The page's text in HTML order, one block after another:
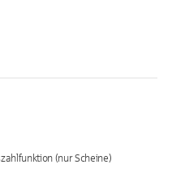
(nur Scheine)